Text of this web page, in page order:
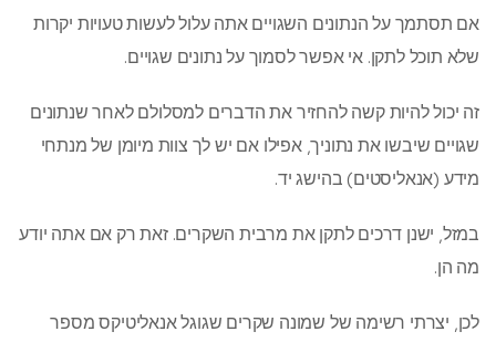
אם תסתמך על הנתונים השגויים אתה עלול לעשות טעויות יקרות
שלא תוכל לתקן. אי אפשר לסמוך על נתונים שגויים.
זה יכול להיות קשה להחזיר את הדברים למסלולם לאחר שנתונים
שגויים שיבשו את נתוניך, אפילו אם יש לך צוות מיומן של מנתחי
מידע (אנאליסטים) בהישג יד.
במזל, ישנן דרכים לתקן את מרבית השקרים. זאת רק אם אתה יודע
מה הן.
לכן, יצרתי רשימה של שמונה שקרים שגוגל אנאליטיקס מספר